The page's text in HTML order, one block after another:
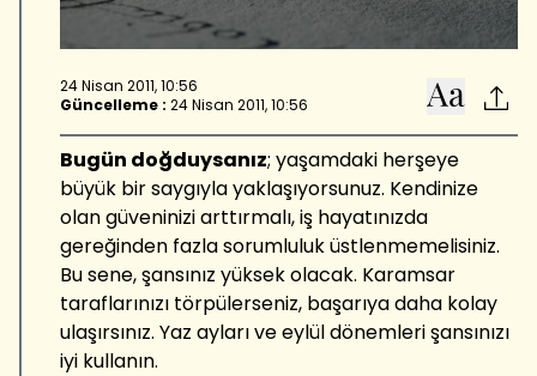
24 Nisan 2011, 10:56
Güncelleme : 24 Nisan 2011, 10:56
Bugün doğduysanız; yaşamdaki herşeye
büyük bir saygıyla yaklaşıyorsunuz. Kendinize
olan güveninizi arttırmalı, iş hayatınızda
gereğinden fazla sorumluluk üstlenmemelisiniz.
Bu sene, şansınız yüksek olacak. Karamsar
taraflarınızı törpülerseniz, başarıya daha kolay
ulaşırsınız. Yaz ayları ve eylül dönemleri şansınızı
iyi kullanın.